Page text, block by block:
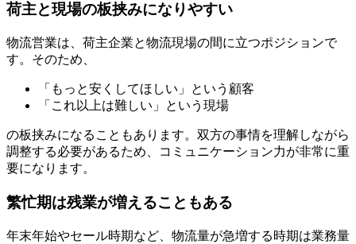
荷主と現場の板挟みになりやすい
物流営業は、荷主企業と物流現場の間に立つポジションで
す。そのため、
「もっと安くしてほしい」という顧客
「これ以上は難しい」という現場
の板挟みになることもあります。双方の事情を理解しながら
調整する必要があるため、コミュニケーション力が非常に重
要になります。
繁忙期は残業が増えることもある
年末年始やセール時期など、物流量が急増する時期は業務量